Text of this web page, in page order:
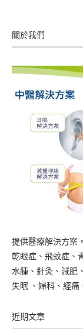
關於我們
提供醫療解決方案
乾眼症、飛蚊症、
水腫、針灸、減肥
失眠 、婦科、經痛
近期文章